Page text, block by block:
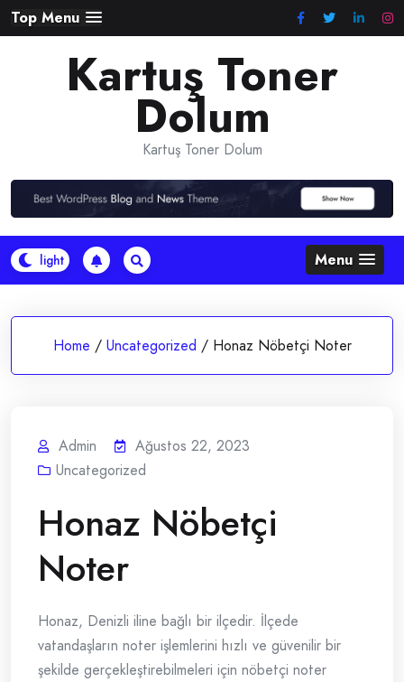
Skip
to
Top Menu
Kartuş Toner
Dolum
Kartuş Toner Dolum
Menu
Home / Uncategorized / Honaz Nöbetçi Noter
Admin
Ağustos 22, 2023
Uncategorized
Honaz Nöbetçi
Noter
Honaz, Denizli iline bağlı bir ilçedir. İlçede
vatandaşların noter işlemlerini hızlı ve güvenilir bir
şekilde gerçekleştirebilmeleri için nöbetçi noter